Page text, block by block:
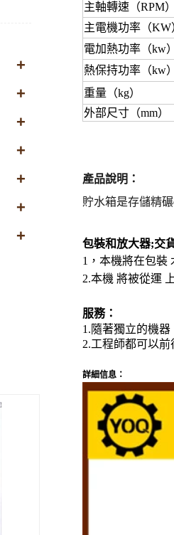
主軸轉速（RPM）
主電機功率（KW
電加熱功率（kw）
熱保持功率（kw）
重量（kg）
外部尺寸（mm）
產品說明 ：
貯水箱是存儲精碾
包裝和放大器;交
1，本機將在包裝
2.本機 將被從運
服務：
1.隨著獨立的機
2.工程師都可以
詳細信息：